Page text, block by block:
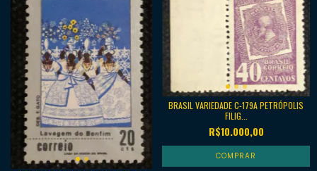
BRASIL VARIEDADE C-179A PETRÓPOLIS
FILIG...
R$10.000,00